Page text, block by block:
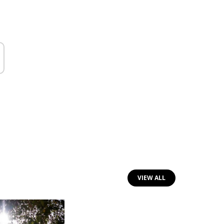
VIEW ALL